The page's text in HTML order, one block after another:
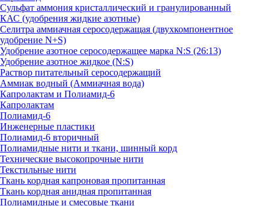
Сульфат аммония кристаллический и гранулированный
КАС (удобрения жидкие азотные)
Селитра аммиачная серосодержащая (двухкомпонентное
удобрение N+S)
Удобрение азотное серосодержащее марка N:S (26:13)
Удобрение азотное жидкое (N:S)
Раствор питательный серосодержащий
Аммиак водный (Аммиачная вода)
Капролактам и Полиамид-6
Капролактам
Полиамид-6
Инженерные пластики
Полиамид-6 вторичный
Полиамидные нити и ткани, шинный корд
Технические высокопрочные нити
Текстильные нити
Ткань кордная капроновая пропитанная
Ткань кордная анидная пропитанная
Полиамидные и смесовые ткани